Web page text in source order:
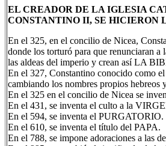
EL CREADOR DE LA IGLESIA
CONSTANTINO II, SE
En el 325, en el concilio de Nicea,
donde los torturó para que renunciaran
las aldeas del imperio y crean así LA
En el 327, Constantino conocido como
cambiando los nombres propios hebreos
En el 325 en el concilio de Nicea se
En el 431, se inventa el culto a la
En el 594, se inventa el PURGATORIO.
En el 610, se inventa el título del PAPA.
En el 788, se impone adoraciones a las